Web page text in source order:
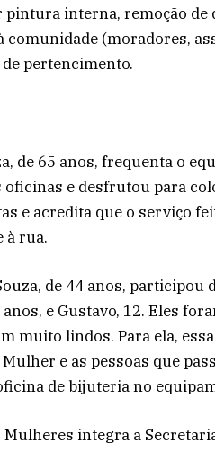
interna, remoção de
(moradores,
pertencimento.
de 65 anos, frequenta o
oficinas e desfrutou para
e acredita que o serviço
à rua.
de 44 anos, participou
e Gustavo, 12. Eles
muito lindos. Para ela,
e as pessoas que
de bijuteria no
integra a